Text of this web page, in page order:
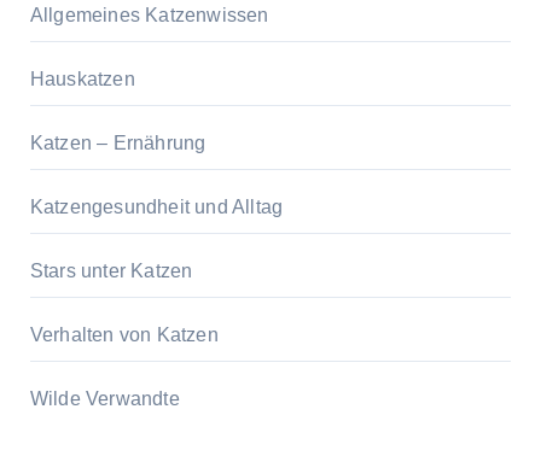
Allgemeines Katzenwissen
Hauskatzen
Katzen – Ernährung
Katzengesundheit und Alltag
Stars unter Katzen
Verhalten von Katzen
Wilde Verwandte